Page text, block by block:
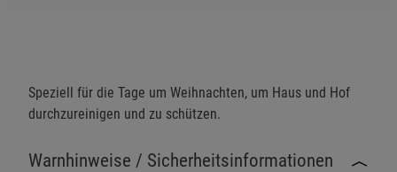
Speziell für die Tage um Weihnachten, um Haus und Hof
durchzureinigen und zu schützen.
Warnhinweise / Sicherheitsinformationen